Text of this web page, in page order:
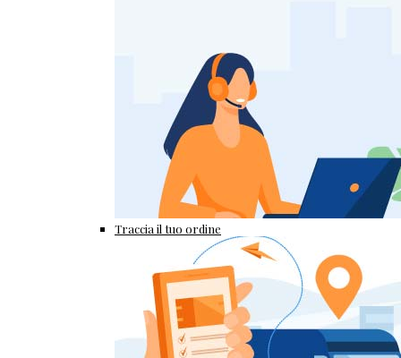
Traccia il tuo ordine